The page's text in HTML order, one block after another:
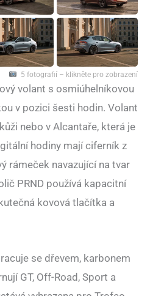
5 fotografií – klikněte pro zobrazení
volant s osmiúhelníkovou
v pozici šesti hodin. Volant
nebo v Alcantaře, která je
hodiny mají ciferník z
rámeček navazující na tvar
PRND používá kapacitní
kovová tlačítka a
se dřevem, karbonem
GT, Off-Road, Sport a